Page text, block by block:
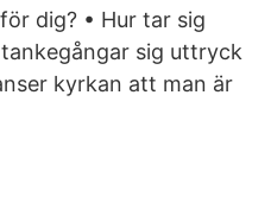
dig? • Hur tar sig
sig uttryck
kyrkan att man är